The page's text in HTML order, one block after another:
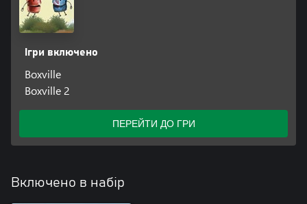
Ігри включено
Boxville
Boxville 2
ПЕРЕЙТИ ДО ГРИ
Включено в набір